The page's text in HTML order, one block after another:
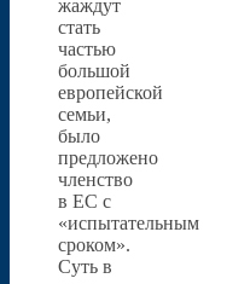
жаждут
стать
частью
большой
европейской
семьи,
было
предложено
членство
в ЕС с
«испытательным
сроком».
Суть в